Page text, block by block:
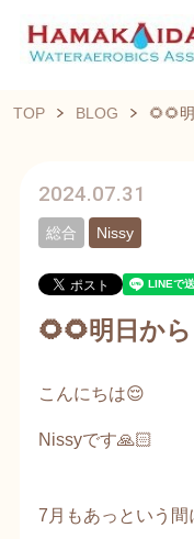
TOP BLOG 🌻🌻
2024.07.31
総合 Nissy
🌻🌻明日か
こんにちは😌
Nissyです🙏🏻
7月もあっという